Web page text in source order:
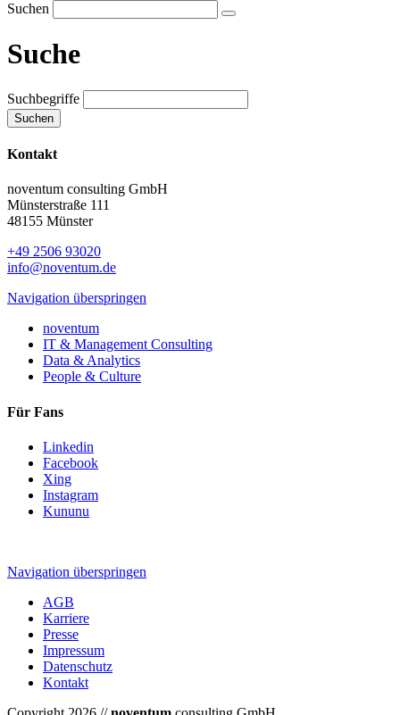
Suchen
Suche
Suchbegriffe
Suchen
Kontakt
noventum consulting GmbH
Münsterstraße 111
48155 Münster
+49 2506 93020
info@noventum.de
Navigation überspringen
noventum
IT & Management Consulting
Data & Analytics
People & Culture
Für Fans
Linkedin
Facebook
Xing
Instagram
Kununu
Navigation überspringen
AGB
Karriere
Presse
Impressum
Datenschutz
Kontakt